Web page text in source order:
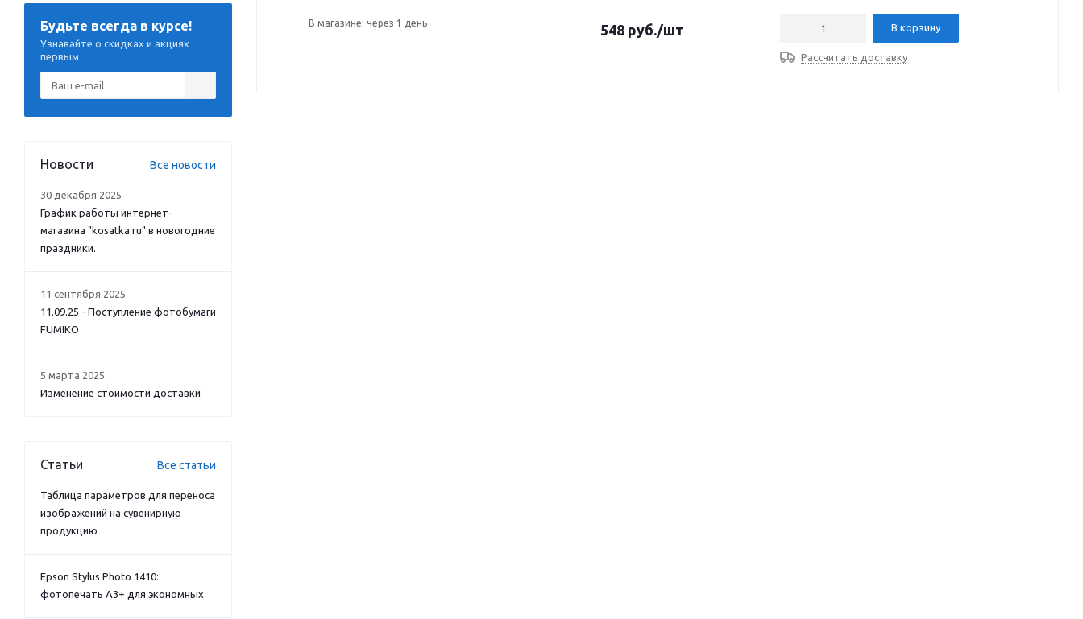
В магазине: через 1 день 548 руб./шт В корзину
Рассчитать доставку
Будьте всегда в курсе!
Узнавайте о скидках и акциях
первым
Новости Все новости
30 декабря 2025
График работы интернет-
магазина "kosatka.ru" в новогодние
праздники.
11 сентября 2025
11.09.25 - Поступление фотобумаги
FUMIKO
5 марта 2025
Изменение стоимости доставки
Статьи Все статьи
Таблица параметров для переноса
изображений на сувенирную
продукцию
Epson Stylus Photo 1410:
фотопечать А3+ для экономных